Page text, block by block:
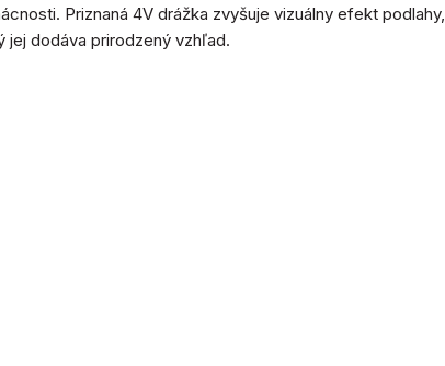
Priznaná 4V drážka zvyšuje vizuálny efekt podlahy,
jej dodáva prirodzený vzhľad.